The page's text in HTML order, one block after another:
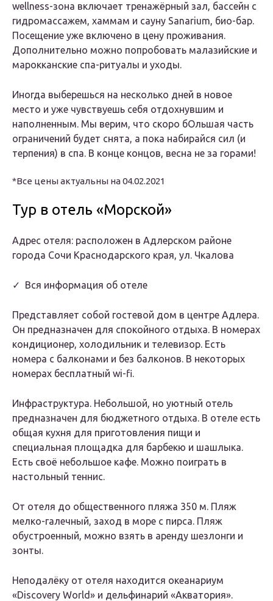
wellness-зона включает тренажёрный зал, бассейн с
гидромассажем, хаммам и сауну Sanarium, био-бар.
Посещение уже включено в цену проживания.
Дополнительно можно попробовать малазийские и
марокканские спа-ритуалы и уходы.
Иногда выберешься на несколько дней в новое
место и уже чувствуешь себя отдохнувшим и
наполненным. Мы верим, что скоро бОльшая часть
ограничений будет снята, а пока набирайся сил (и
терпения) в спа. В конце концов, весна не за горами!
*Все цены актуальны на 04.02.2021
Тур в отель «Морской»
Адрес отеля: расположен в Адлерском районе
города Сочи Краснодарского края, ул. Чкалова
✓ Вся информация об отеле
Представляет собой гостевой дом в центре Адлера.
Он предназначен для спокойного отдыха. В номерах
кондиционер, холодильник и телевизор. Есть
номера с балконами и без балконов. В некоторых
номерах бесплатный wi-fi.
Инфраструктура. Небольшой, но уютный отель
предназначен для бюджетного отдыха. В отеле есть
общая кухня для приготовления пищи и
специальная площадка для барбекю и шашлыка.
Есть своё небольшое кафе. Можно поиграть в
настольный теннис.
От отеля до общественного пляжа 350 м. Пляж
мелко-галечный, заход в море с пирса. Пляж
обустроенный, можно взять в аренду шезлонги и
зонты.
Неподалёку от отеля находится океанариум
«Discovery World» и дельфинарий «Акватория».